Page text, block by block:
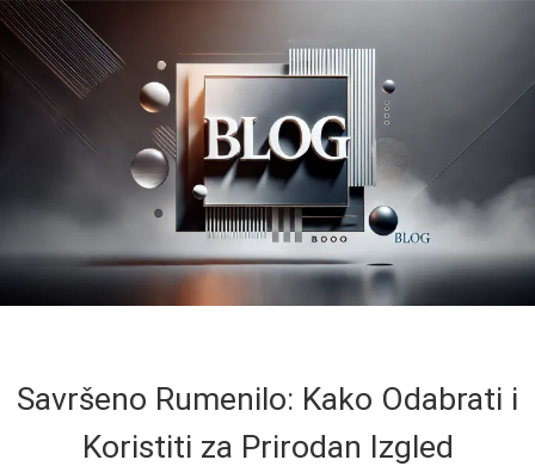
Savršeno Rumenilo: Kako Odabrati i
Koristiti za Prirodan Izgled